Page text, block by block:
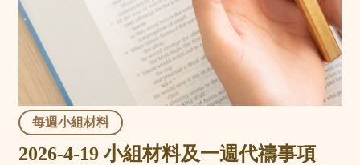
每週小組材料
2026-4-19 小組材料及一週代禱事項